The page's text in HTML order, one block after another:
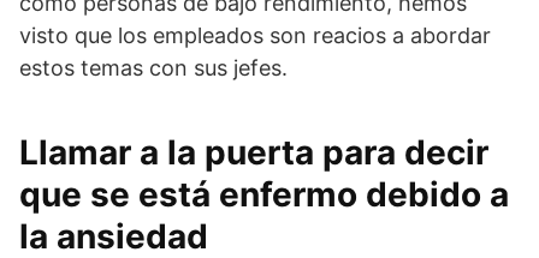
visto que los empleados son reacios a abordar
estos temas con sus jefes.
Llamar a la puerta para decir
que se está enfermo debido a
la ansiedad